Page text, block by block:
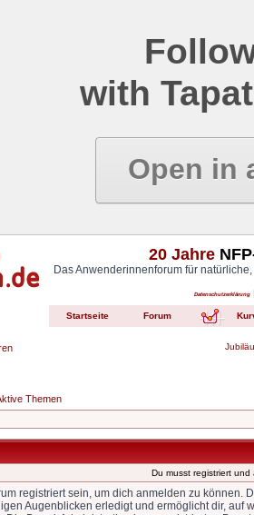
with
Open in
20 Jahre
Das Anwenderinnenforum für
Datenschutzerklärung
Startseite Forum
Themen
Du musst registriert
registriert sein, um dich anmelden zu können.
Augenblicken erledigt und ermöglicht dir, auf